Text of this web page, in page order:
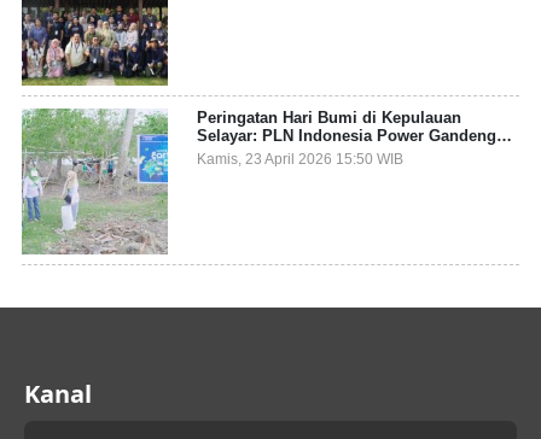
Peringatan Hari Bumi di Kepulauan
Selayar: PLN Indonesia Power Gandeng
Pemda dan Komunitas, Giatkan Restorasi
Mangrove
Kamis, 23 April 2026 15:50 WIB
Kanal